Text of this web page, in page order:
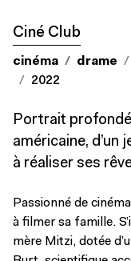
Ciné Club
cinéma drame
2022
Portrait
américaine, d’un
à réaliser ses
Passionné de
à filmer sa famille.
mère Mitzi, dotée